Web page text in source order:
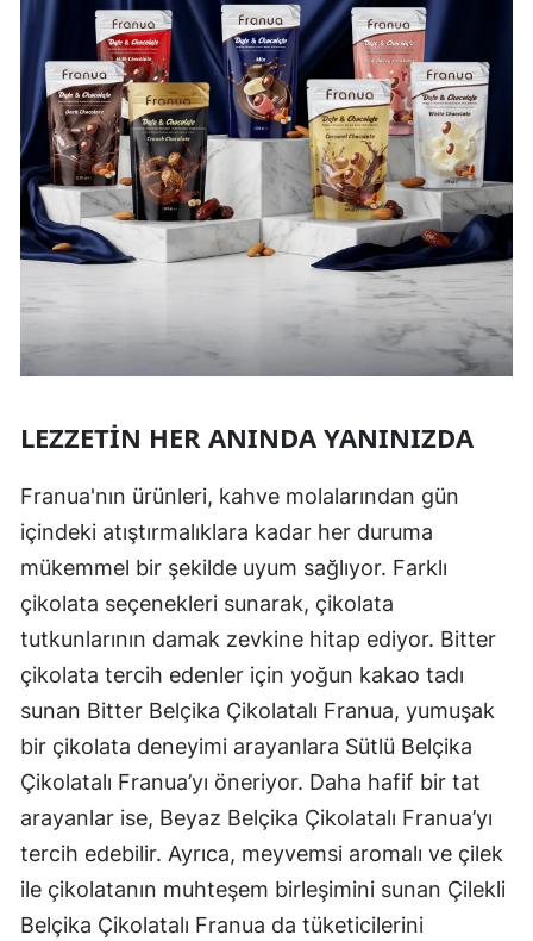
LEZZETIN HER ANINDA YANINIZDA
Franua'nın ürünleri, kahve molalarından gün
içindeki atıştırmalıklara kadar her duruma
mükemmel bir şekilde uyum sağlıyor. Farklı
çikolata seçenekleri sunarak, çikolata
tutkunlarının damak zevkine hitap ediyor. Bitter
çikolata tercih edenler için yoğun kakao tadı
sunan Bitter Belçika Çikolatalı Franua, yumuşak
bir çikolata deneyimi arayanlara Sütlü Belçika
Çikolatalı Franua’yı öneriyor. Daha hafif bir tat
arayanlar ise, Beyaz Belçika Çikolatalı Franua’yı
tercih edebilir. Ayrıca, meyvemsi aromalı ve çilek
ile çikolatanın muhteşem birleşimini sunan Çilekli
Belçika Çikolatalı Franua da tüketicilerini